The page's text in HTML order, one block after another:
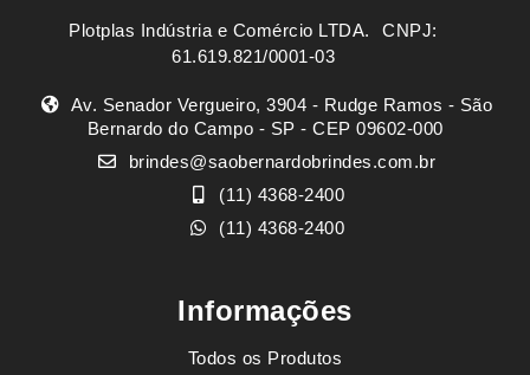
Plotplas Indústria e Comércio LTDA. ㅤㅤㅤ CNPJ:
61.619.821/0001-03
Av. Senador Vergueiro, 3904 - Rudge Ramos - São
Bernardo do Campo - SP - CEP 09602-000
brindes@saobernardobrindes.com.br
(11) 4368-2400
(11) 4368-2400
Informações
Todos os Produtos